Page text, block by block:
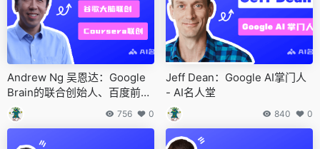
Andrew Ng 吴恩达：Google
Brain的联合创始人、百度前首
席科学家及Coursera联合创始
人 - AI名人堂
756 0
Jeff Dean：Google AI掌门人
- AI名人堂
840 0